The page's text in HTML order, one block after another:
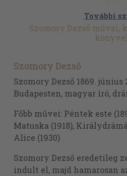
További
Szomory Dezső művei,
Szomory Dezső
Szomory Dezső 1869.
Budapesten, magyar író,
Főbb művei: Péntek este
Matuska (1918),
Alice (1930)
Szomory Dezső eredetileg
indult el, majd hamarosan